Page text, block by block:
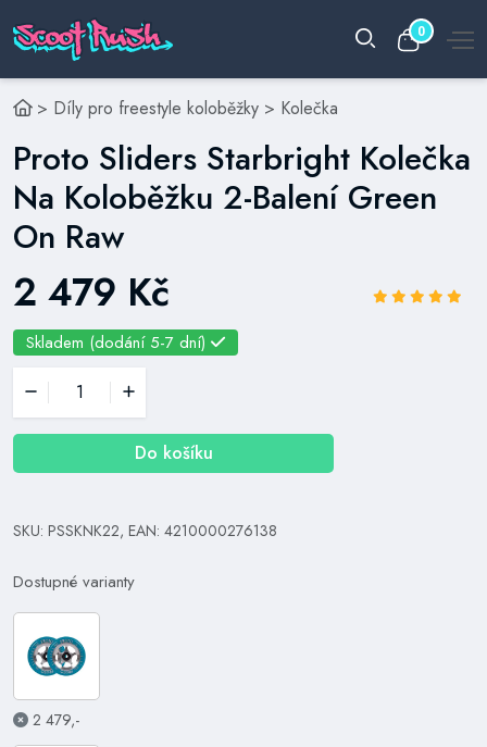
0
> Díly pro freestyle koloběžky > Kolečka
Proto Sliders Starbright Kolečka
Na Koloběžku 2-Balení Green
On Raw
2 479 Kč
Skladem (dodání 5-7 dní)
Do košíku
SKU: PSSKNK22, EAN: 4210000276138
Dostupné varianty
2 479,-